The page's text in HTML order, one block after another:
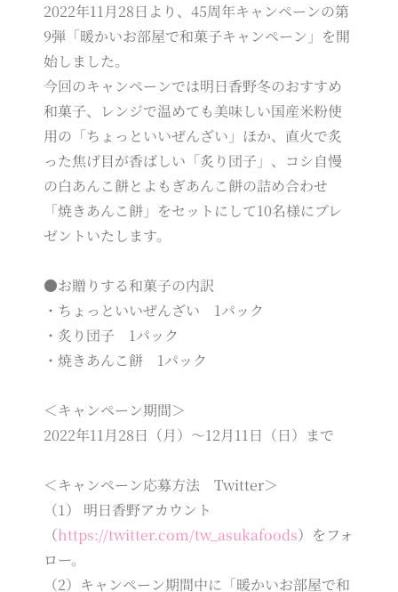
2022年11月28日より、45周年キャンペーンの第
9弾「暖かいお部屋で和菓子キャンペーン」を開
始しました。
今回のキャンペーンでは明日香野冬のおすすめ
和菓子、レンジで温めても美味しい国産米粉使
用の「ちょっといいぜんざい」ほか、直火で炙
った焦げ目が香ばしい「炙り団子」、コシ自慢
の白あんこ餅とよもぎあんこ餅の詰め合わせ
「焼きあんこ餅」をセットにして10名様にプレ
ゼントいたします。
●お贈りする和菓子の内訳
・ちょっといいぜんざい 1パック
・炙り団子 1パック
・焼きあんこ餅 1パック
＜キャンペーン期間＞
2022年11月28日（月）～12月11日（日）まで
＜キャンペーン応募方法 Twitter＞
（1） 明日香野アカウント
（https://twitter.com/tw_asukafoods）をフォ
ロー。
（2）キャンペーン期間中に「暖かいお部屋で和